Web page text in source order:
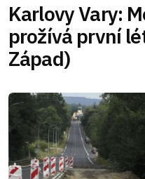
Karlovy Vary:
prožívá první
Západ)